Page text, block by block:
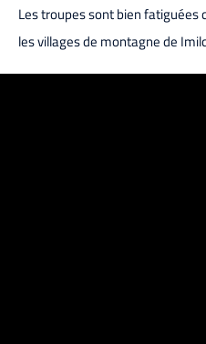
Les troupes sont bien fatiguées
les villages de montagne de